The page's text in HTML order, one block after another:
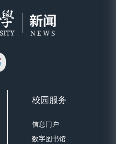
校园服务
信息门户
数字图书馆